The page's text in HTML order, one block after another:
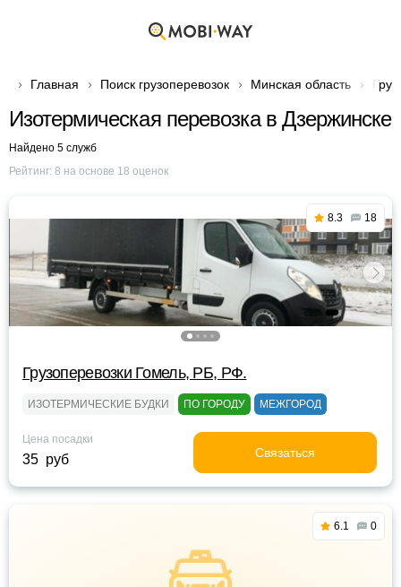
Главная Поиск грузоперевозок Минская область
Изотермическая перевозка в Дзержинске
Найдено 5 служб
Рейтинг: 8 на основе 18 оценок
8.3 18
Грузоперевозки Гомель, РБ, РФ.
ИЗОТЕРМИЧЕСКИЕ БУДКИ ПО ГОРОДУ МЕЖГОРОД
Цена посадки
35 руб Связаться
6.1 0